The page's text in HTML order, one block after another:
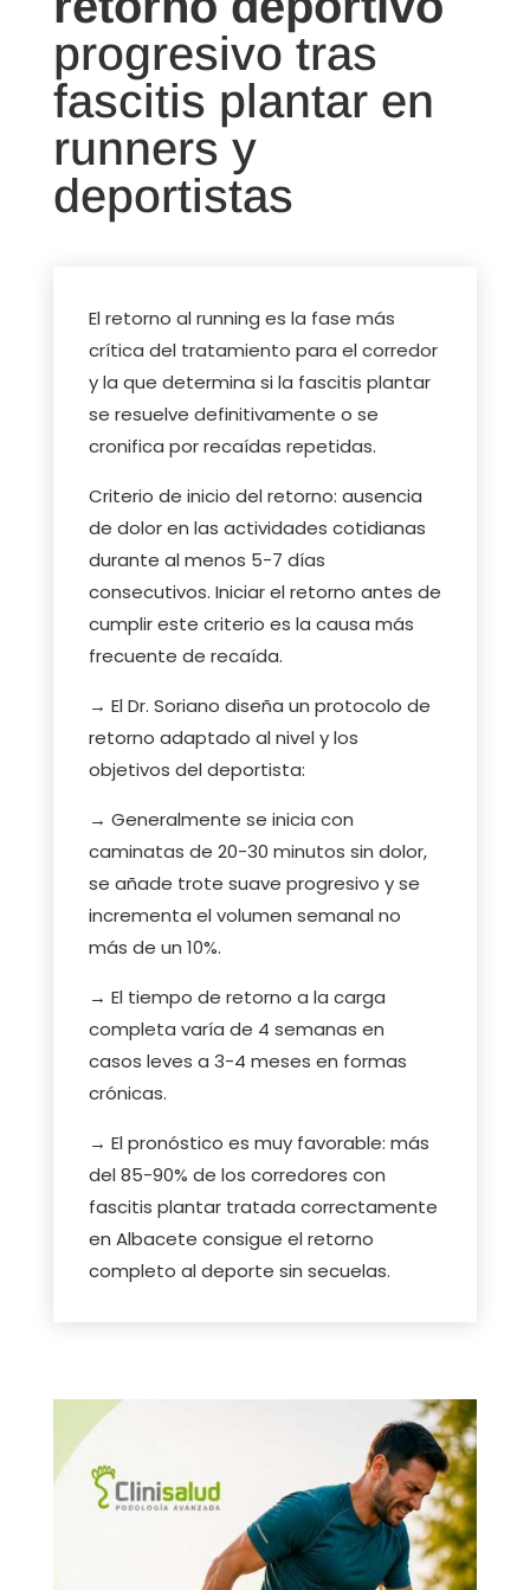
progresivo tras
fascitis plantar en
runners y
deportistas
El retorno al running es la fase más
crítica del tratamiento para el corredor
y la que determina si la fascitis plantar
se resuelve definitivamente o se
cronifica por recaídas repetidas.
Criterio de inicio del retorno: ausencia
de dolor en las actividades cotidianas
durante al menos 5-7 días
consecutivos. Iniciar el retorno antes de
cumplir este criterio es la causa más
frecuente de recaída.
→ El Dr. Soriano diseña un protocolo de
retorno adaptado al nivel y los
objetivos del deportista:
→ Generalmente se inicia con
caminatas de 20-30 minutos sin dolor,
se añade trote suave progresivo y se
incrementa el volumen semanal no
más de un 10%.
→ El tiempo de retorno a la carga
completa varía de 4 semanas en
casos leves a 3-4 meses en formas
crónicas.
→ El pronóstico es muy favorable: más
del 85-90% de los corredores con
fascitis plantar tratada correctamente
en Albacete consigue el retorno
completo al deporte sin secuelas.